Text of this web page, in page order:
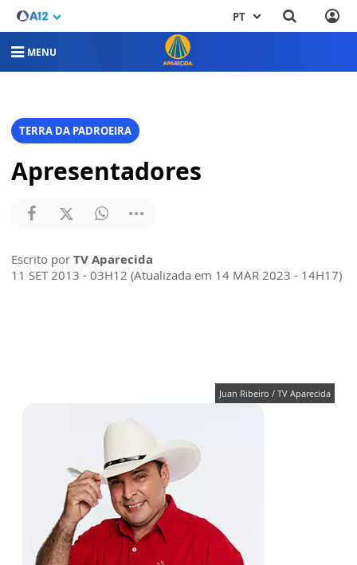
PT
MENU
TERRA DA PADROEIRA
Apresentadores
Escrito por TV Aparecida
11 SET 2013 - 03H12 (Atualizada em 14 MAR 2023 - 14H17)
Juan Ribeiro / TV Aparecida